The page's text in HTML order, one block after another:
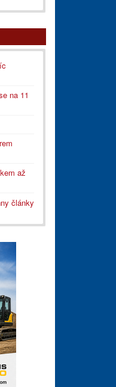
na 11
až
články